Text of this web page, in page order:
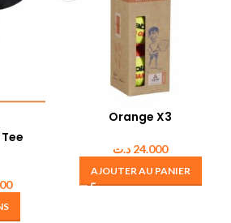
Orange X3
24.000 د.ت
AJOUTER AU PANIER